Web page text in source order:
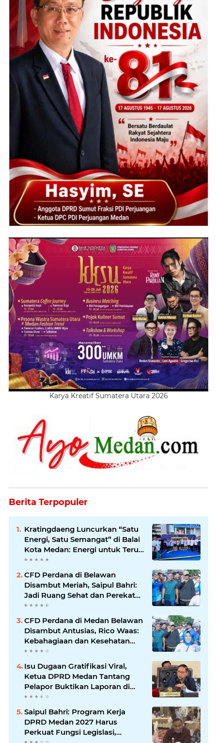
Karya Kreatif Sumatera Utara 2026
Berita Terpopuler
Kratingdaeng Luncurkan “Satu
Energi, Satu Semangat” di Balai
Kota Medan: Energi untuk Terus
Bergerak Maju
CFD Perdana di Belawan
Disambut Meriah, Saipul Bahri:
Jadi Ruang Sehat dan Perekat
Kebersamaan Warga Medan
CFD Perdana di Medan Belawan
Disambut Antusias, Rico Waas:
Kebahagiaan dan Kesehatan
Harus Hadir di Seluruh Penjuru
Isu Dugaan Gratifikasi Viral,
Ketua DPRD Medan Tantang
Pelapor Buktikan Laporan di
KPK dan Kejagung
Saipul Bahri: Program Kerja
DPRD Medan 2027 Harus
Perkuat Fungsi Legislasi,